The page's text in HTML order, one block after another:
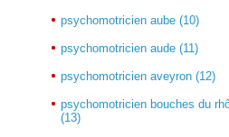
psychomotricien aube (10)
psychomotricien aude (11)
psychomotricien aveyron (12)
psychomotricien bouches du
(13)